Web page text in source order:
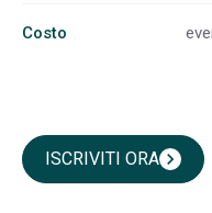
Costo
ISCRIVITI ORAchevron_right